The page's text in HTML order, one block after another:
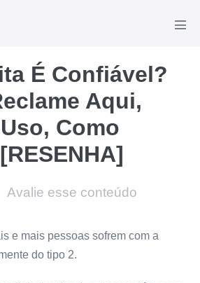
É Confiável?
Aqui,
Como
Avalie esse conteúdo
e mais pessoas sofrem com a
do tipo 2.